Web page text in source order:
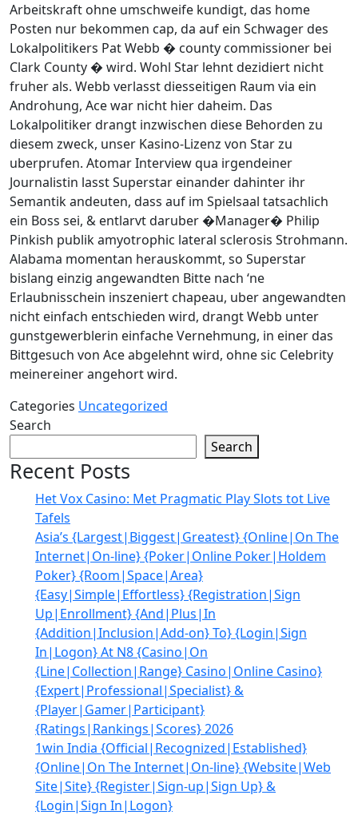
Arbeitskraft ohne umschweife kundigt, das home
Posten nur bekommen cap, da auf ein Schwager des
Lokalpolitikers Pat Webb � county commissioner bei
Clark County � wird. Wohl Star lehnt dezidiert nicht
fruher als. Webb verlasst diesseitigen Raum via ein
Androhung, Ace war nicht hier daheim. Das
Lokalpolitiker drangt inzwischen diese Behorden zu
diesem zweck, unser Kasino-Lizenz von Star zu
uberprufen. Atomar Interview qua irgendeiner
Journalistin lasst Superstar einander dahinter ihr
Semantik andeuten, dass auf im Spielsaal tatsachlich
ein Boss sei, & entlarvt daruber �Manager� Philip
Pinkish publik amyotrophic lateral sclerosis Strohmann.
Alabama momentan herauskommt, so Superstar
bislang einzig angewandten Bitte nach ‘ne
Erlaubnisschein inszeniert chapeau, uber angewandten
nicht einfach entschieden wird, drangt Webb unter
gunstgewerblerin einfache Vernehmung, in einer das
Bittgesuch von Ace abgelehnt wird, ohne sic Celebrity
meinereiner angehort wird.
Categories Uncategorized
Search
Search
Recent Posts
Het Vox Casino: Met Pragmatic Play Slots tot Live
Tafels
Asia’s {Largest|Biggest|Greatest} {Online|On The
Internet|On-line} {Poker|Online Poker|Holdem
Poker} {Room|Space|Area}
{Easy|Simple|Effortless} {Registration|Sign
Up|Enrollment} {And|Plus|In
{Addition|Inclusion|Add-on} To} {Login|Sign
In|Logon} At N8 {Casino|On
{Line|Collection|Range} Casino|Online Casino}
{Expert|Professional|Specialist} &
{Player|Gamer|Participant}
{Ratings|Rankings|Scores} 2026
1win India {Official|Recognized|Established}
{Online|On The Internet|On-line} {Website|Web
Site|Site} {Register|Sign-up|Sign Up} &
{Login|Sign In|Logon}